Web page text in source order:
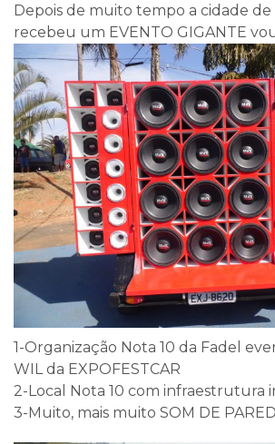
Depois de muito tempo a cidade de
recebeu um EVENTO GIGANTE
1-Organização Nota 10 da Fadel
WIL da EXPOFESTCAR
2-Local Nota 10 com infraestrutura
3-Muito, mais muito SOM DE